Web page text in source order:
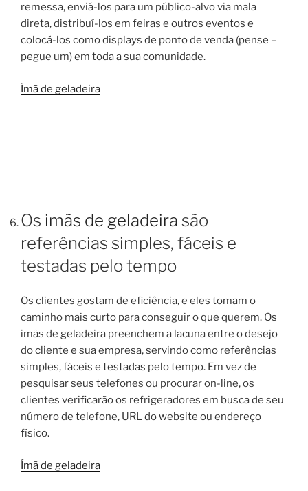
remessa, enviá-los para um público-alvo via mala
direta, distribuí-los em feiras e outros eventos e
colocá-los como displays de ponto de venda (pense –
pegue um) em toda a sua comunidade.
Ímã de geladeira
Os imãs de geladeira são
referências simples, fáceis e
testadas pelo tempo
Os clientes gostam de eficiência, e eles tomam o
caminho mais curto para conseguir o que querem. Os
imãs de geladeira preenchem a lacuna entre o desejo
do cliente e sua empresa, servindo como referências
simples, fáceis e testadas pelo tempo. Em vez de
pesquisar seus telefones ou procurar on-line, os
clientes verificarão os refrigeradores em busca de seu
número de telefone, URL do website ou endereço
físico.
Ímã de geladeira